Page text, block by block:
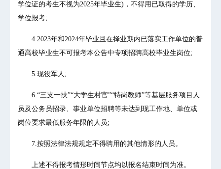
学位证的考生不视为2025年毕业生)，不得用已取得的学历、
学位报考;
4.2023年和2024年毕业且在择业期内已落实工作单位的普
通高校毕业生不可报考本公告中专项招聘高校毕业生岗位;
5.现役军人;
6.“三支一扶”“大学生村官”“特岗教师”等基层服务项目人
员及公务员招录、事业单位招聘等未达到现工作地、单位或
岗位要求最低服务年限的人员;
7.按照法律法规规定不得聘用的其他情形的人员。
上述不得报考情形时间节点均以报名结束时间为准。